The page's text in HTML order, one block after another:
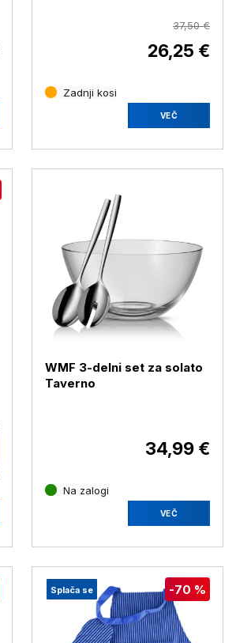
37,50 €
26,25 €
Zadnji kosi
VEČ
WMF 3-delni set za solato
Taverno
34,99 €
Na zalogi
VEČ
Splača se -70 %